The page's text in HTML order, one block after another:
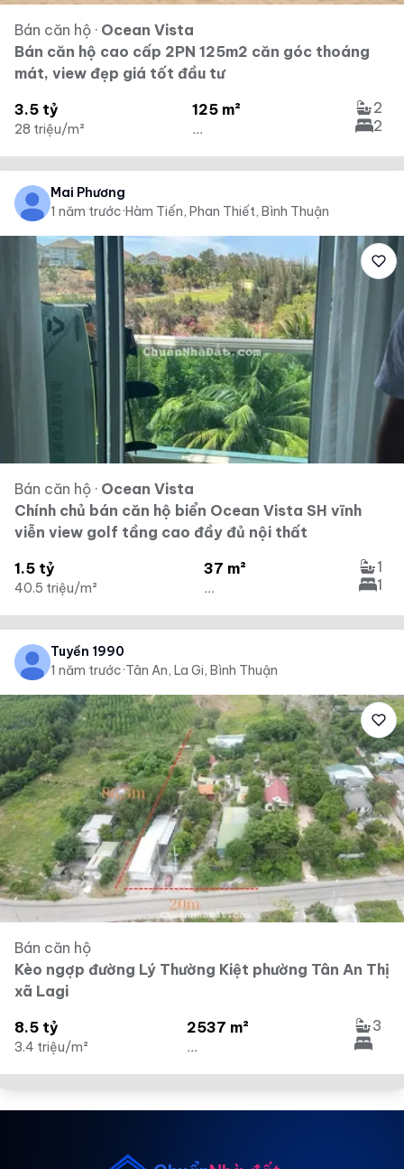
Bán căn hộ · Ocean Vista
Bán căn hộ cao cấp 2PN 125m2 căn góc thoáng
mát, view đẹp giá tốt đầu tư
3.5 tỷ
28 triệu/m²
125 m²
...
2
2
Mai Phương
1 năm trước·Hàm Tiến, Phan Thiết, Bình Thuận
Bán căn hộ · Ocean Vista
Chính chủ bán căn hộ biển Ocean Vista SH vĩnh
viễn view golf tầng cao đầy đủ nội thất
1.5 tỷ
40.5 triệu/m²
37 m²
...
1
1
Tuyền 1990
1 năm trước·Tân An, La Gi, Bình Thuận
Bán căn hộ
Kèo ngợp đường Lý Thường Kiệt phường Tân An Thị
xã Lagi
8.5 tỷ
3.4 triệu/m²
2537 m²
...
3